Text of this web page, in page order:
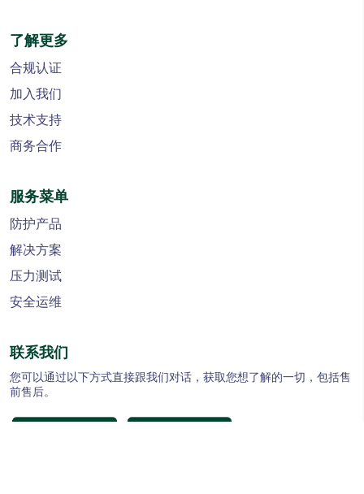
了解更多
合规认证
加入我们
技术支持
商务合作
服务菜单
防护产品
解决方案
压力测试
安全运维
联系我们
您可以通过以下方式直接跟我们对话，获取您想了解的一切，包括售
前售后。